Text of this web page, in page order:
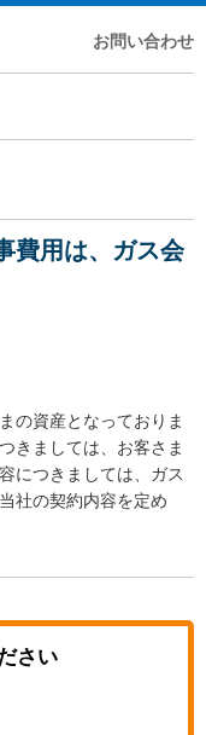
お問い合わせ
費用は、ガス会
の資産となっておりま
きましては、お客さま
につきましては、ガス
社の契約内容を定め
さい